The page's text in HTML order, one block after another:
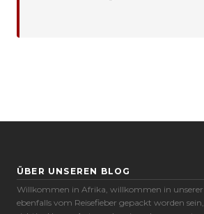
Notwendige (6)
Präferenzen (1)
ÜBER UNSEREN BLOG
Willkommen in Afrika, willkommen in unserer
ebenfalls vom Reisefieber gepackt worden